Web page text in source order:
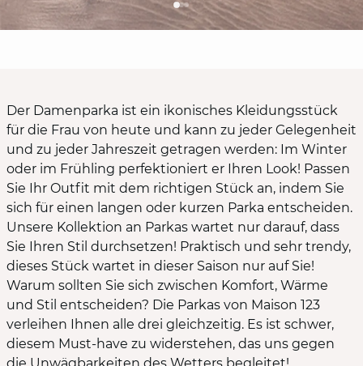
Der Damenparka ist ein ikonisches Kleidungsstück
für die Frau von heute und kann zu jeder Gelegenheit
und zu jeder Jahreszeit getragen werden: Im Winter
oder im Frühling perfektioniert er Ihren Look! Passen
Sie Ihr Outfit mit dem richtigen Stück an, indem Sie
sich für einen langen oder kurzen Parka entscheiden.
Unsere Kollektion an Parkas wartet nur darauf, dass
Sie Ihren Stil durchsetzen! Praktisch und sehr trendy,
dieses Stück wartet in dieser Saison nur auf Sie!
Warum sollten Sie sich zwischen Komfort, Wärme
und Stil entscheiden? Die Parkas von Maison 123
verleihen Ihnen alle drei gleichzeitig. Es ist schwer,
diesem Must-have zu widerstehen, das uns gegen